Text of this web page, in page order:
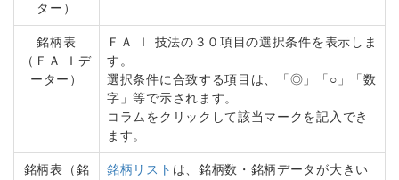
ター）
銘柄表
（ＦＡ Ｉデ
ーター）
ＦＡ Ｉ 技法の３０項目の選択条件を表示しま
す。
選択条件に合致する項目は、「◎」「○」「数
字」等で示されます。
コラムをクリックして該当マークを記入でき
ます。
銘柄表（銘
銘柄リスト は、銘柄数・銘柄データが大きい